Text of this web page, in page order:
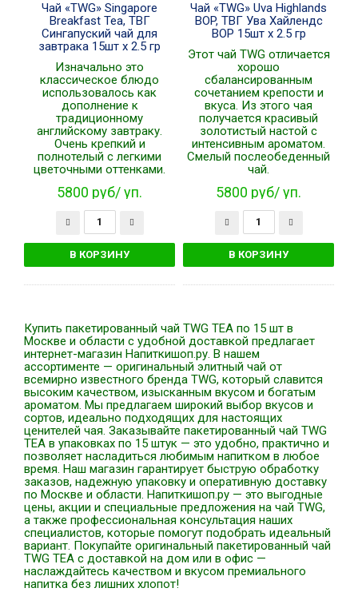
Чай «TWG» Singapore
Breakfast Tea, ТВГ
Сингапуский чай для
завтрака 15шт x 2.5 гр
Изначально это
классическое блюдо
использовалось как
дополнение к
традиционному
английскому завтраку.
Очень крепкий и
полнотелый с легкими
цветочными оттенками.
5800 руб/ уп.
Чай «TWG» Uva Highlands
BOP, ТВГ Ува Хайлендс
ВОР 15шт x 2.5 гр
Этот чай TWG отличается
хорошо
сбалансированным
сочетанием крепости и
вкуса. Из этого чая
получается красивый
золотистый настой с
интенсивным ароматом.
Смелый послеобеденный
чай.
5800 руб/ уп.
Купить пакетированный чай TWG TEA по 15 шт в
Москве и области с удобной доставкой предлагает
интернет-магазин Напиткишоп.ру. В нашем
ассортименте — оригинальный элитный чай от
всемирно известного бренда TWG, который славится
высоким качеством, изысканным вкусом и богатым
ароматом. Мы предлагаем широкий выбор вкусов и
сортов, идеально подходящих для настоящих
ценителей чая. Заказывайте пакетированный чай TWG
TEA в упаковках по 15 штук — это удобно, практично и
позволяет насладиться любимым напитком в любое
время. Наш магазин гарантирует быструю обработку
заказов, надежную упаковку и оперативную доставку
по Москве и области. Напиткишоп.ру — это выгодные
цены, акции и специальные предложения на чай TWG,
а также профессиональная консультация наших
специалистов, которые помогут подобрать идеальный
вариант. Покупайте оригинальный пакетированный чай
TWG TEA с доставкой на дом или в офис —
наслаждайтесь качеством и вкусом премиального
напитка без лишних хлопот!